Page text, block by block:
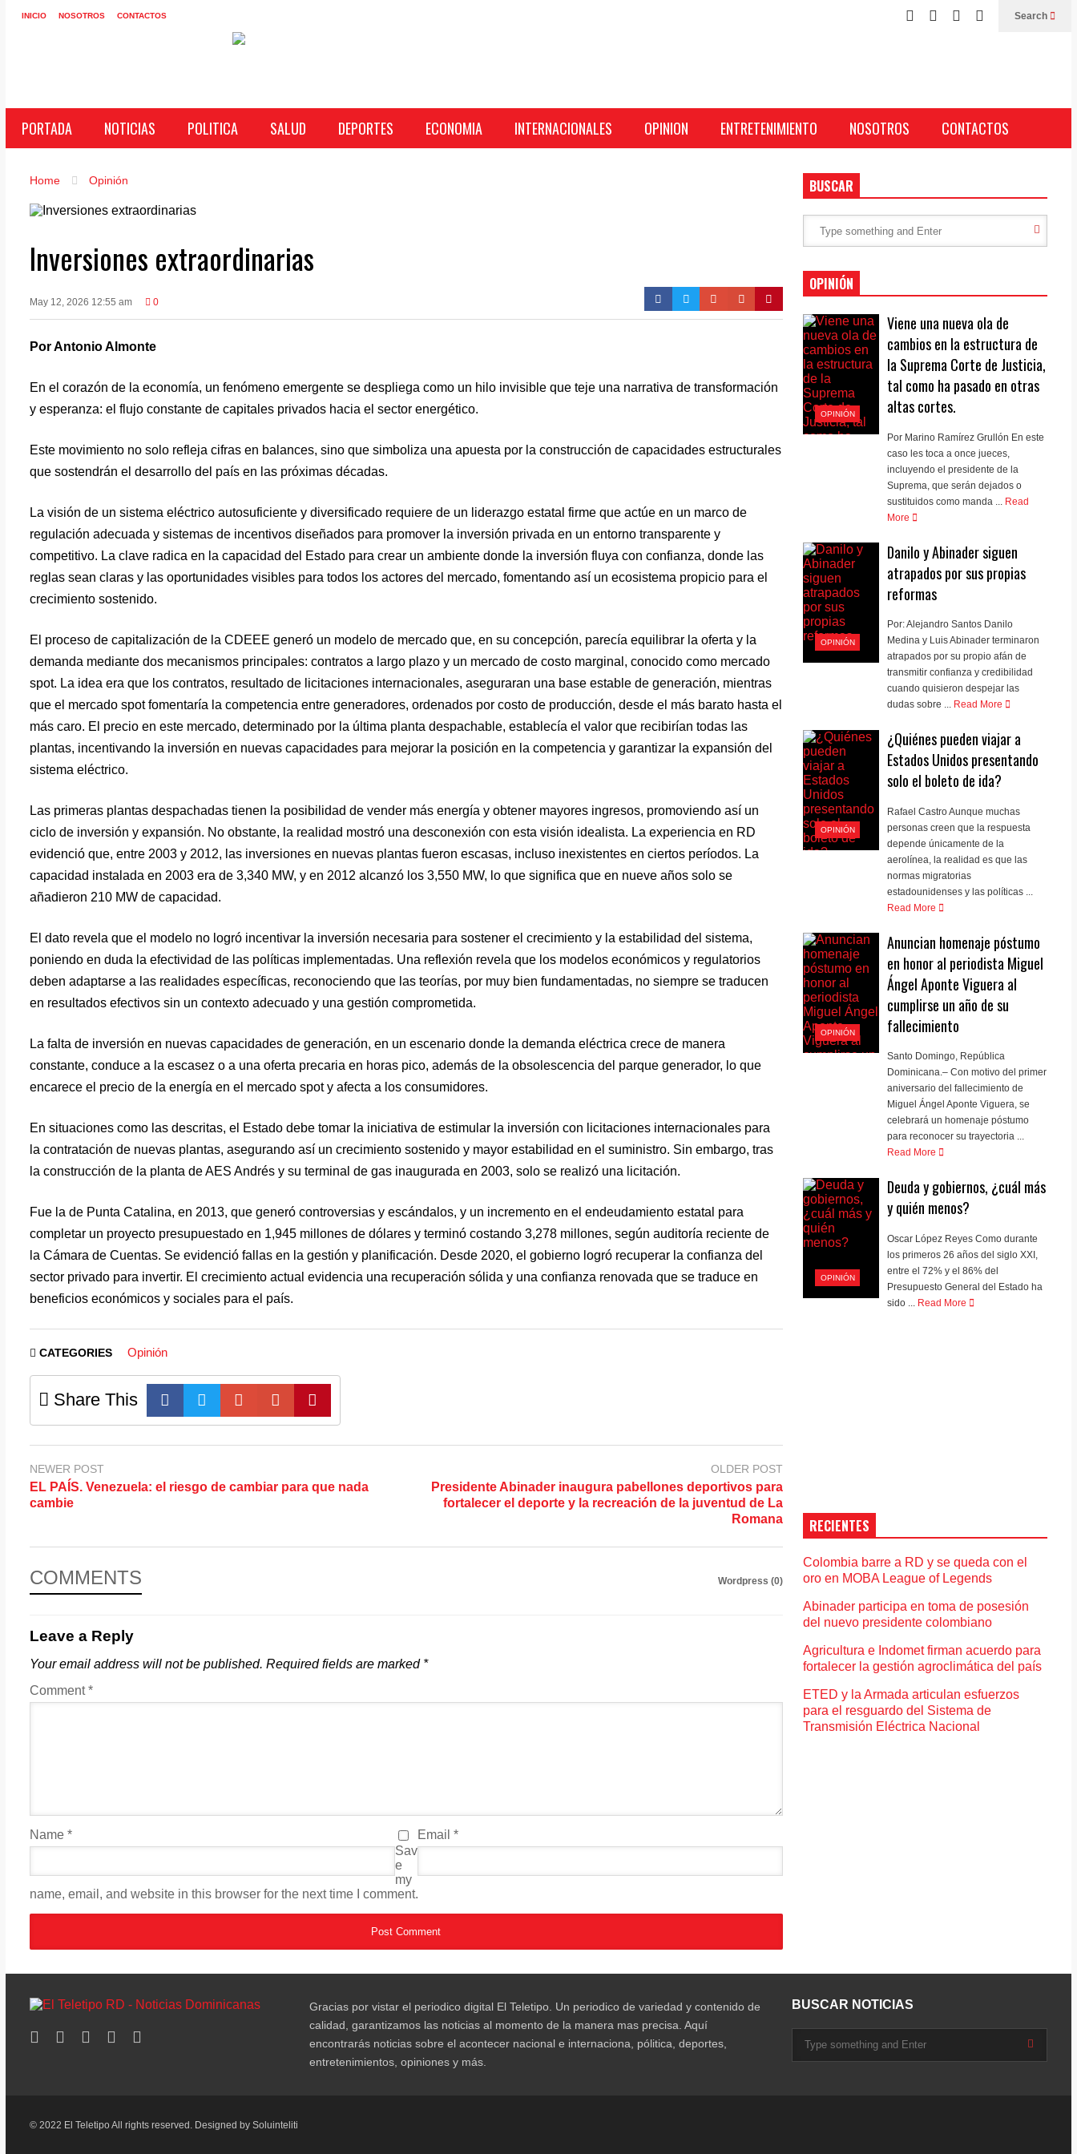
INICIO NOSOTROS CONTACTOS Search
PORTADA NOTICIAS POLITICA SALUD DEPORTES ECONOMIA INTERNACIONALES OPINION ENTRETENIMIENTO NOSOTROS CONTACTOS
Home Opinión
Inversiones extraordinarias
May 12, 2026 12:55 am 0
Por Antonio Almonte
En el corazón de la economía, un fenómeno emergente se despliega como un hilo invisible que teje una narrativa de transformación
y esperanza: el flujo constante de capitales privados hacia el sector energético.
Este movimiento no solo refleja cifras en balances, sino que simboliza una apuesta por la construcción de capacidades estructurales
que sostendrán el desarrollo del país en las próximas décadas.
La visión de un sistema eléctrico autosuficiente y diversificado requiere de un liderazgo estatal firme que actúe en un marco de
regulación adecuada y sistemas de incentivos diseñados para promover la inversión privada en un entorno transparente y
competitivo. La clave radica en la capacidad del Estado para crear un ambiente donde la inversión fluya con confianza, donde las
reglas sean claras y las oportunidades visibles para todos los actores del mercado, fomentando así un ecosistema propicio para el
crecimiento sostenido.
El proceso de capitalización de la CDEEE generó un modelo de mercado que, en su concepción, parecía equilibrar la oferta y la
demanda mediante dos mecanismos principales: contratos a largo plazo y un mercado de costo marginal, conocido como mercado
spot. La idea era que los contratos, resultado de licitaciones internacionales, aseguraran una base estable de generación, mientras
que el mercado spot fomentaría la competencia entre generadores, ordenados por costo de producción, desde el más barato hasta el
más caro. El precio en este mercado, determinado por la última planta despachable, establecía el valor que recibirían todas las
plantas, incentivando la inversión en nuevas capacidades para mejorar la posición en la competencia y garantizar la expansión del
sistema eléctrico.
Las primeras plantas despachadas tienen la posibilidad de vender más energía y obtener mayores ingresos, promoviendo así un
ciclo de inversión y expansión. No obstante, la realidad mostró una desconexión con esta visión idealista. La experiencia en RD
evidenció que, entre 2003 y 2012, las inversiones en nuevas plantas fueron escasas, incluso inexistentes en ciertos períodos. La
capacidad instalada en 2003 era de 3,340 MW, y en 2012 alcanzó los 3,550 MW, lo que significa que en nueve años solo se
añadieron 210 MW de capacidad.
El dato revela que el modelo no logró incentivar la inversión necesaria para sostener el crecimiento y la estabilidad del sistema,
poniendo en duda la efectividad de las políticas implementadas. Una reflexión revela que los modelos económicos y regulatorios
deben adaptarse a las realidades específicas, reconociendo que las teorías, por muy bien fundamentadas, no siempre se traducen
en resultados efectivos sin un contexto adecuado y una gestión comprometida.
La falta de inversión en nuevas capacidades de generación, en un escenario donde la demanda eléctrica crece de manera
constante, conduce a la escasez o a una oferta precaria en horas pico, además de la obsolescencia del parque generador, lo que
encarece el precio de la energía en el mercado spot y afecta a los consumidores.
En situaciones como las descritas, el Estado debe tomar la iniciativa de estimular la inversión con licitaciones internacionales para
la contratación de nuevas plantas, asegurando así un crecimiento sostenido y mayor estabilidad en el suministro. Sin embargo, tras
la construcción de la planta de AES Andrés y su terminal de gas inaugurada en 2003, solo se realizó una licitación.
Fue la de Punta Catalina, en 2013, que generó controversias y escándalos, y un incremento en el endeudamiento estatal para
completar un proyecto presupuestado en 1,945 millones de dólares y terminó costando 3,278 millones, según auditoría reciente de
la Cámara de Cuentas. Se evidenció fallas en la gestión y planificación. Desde 2020, el gobierno logró recuperar la confianza del
sector privado para invertir. El crecimiento actual evidencia una recuperación sólida y una confianza renovada que se traduce en
beneficios económicos y sociales para el país.
CATEGORIES Opinión
Share This
NEWER POST
EL PAÍS. Venezuela: el riesgo de cambiar para que nada
cambie
OLDER POST
Presidente Abinader inaugura pabellones deportivos para
fortalecer el deporte y la recreación de la juventud de La
Romana
COMMENTS Wordpress (0)
Leave a Reply
Your email address will not be published. Required fields are marked *
Comment*
Name * Email *
Sav
e
my
name, email, and website in this browser for the next time I comment.
BUSCAR
OPINIÓN
OPINIÓN
Viene una nueva ola de
cambios en la estructura de
la Suprema Corte de Justicia,
tal como ha pasado en otras
altas cortes.
Por Marino Ramírez Grullón En este
caso les toca a once jueces,
incluyendo el presidente de la
Suprema, que serán dejados o
sustituidos como manda ...
Read
More
OPINIÓN
Danilo y Abinader siguen
atrapados por sus propias
reformas
Por: Alejandro Santos Danilo
Medina y Luis Abinader terminaron
atrapados por su propio afán de
transmitir confianza y credibilidad
cuando quisieron despejar las
dudas sobre ... Read More
OPINIÓN
¿Quiénes pueden viajar a
Estados Unidos presentando
solo el boleto de ida?
Rafael Castro Aunque muchas
personas creen que la respuesta
depende únicamente de la
aerolínea, la realidad es que las
normas migratorias
estadounidenses y las políticas ...
Read More
OPINIÓN
Anuncian homenaje póstumo
en honor al periodista Miguel
Ángel Aponte Viguera al
cumplirse un año de su
fallecimiento
Santo Domingo, República
Dominicana.– Con motivo del primer
aniversario del fallecimiento de
Miguel Ángel Aponte Viguera, se
celebrará un homenaje póstumo
para reconocer su trayectoria ...
Read More
OPINIÓN
Deuda y gobiernos, ¿cuál más
y quién menos?
Oscar López Reyes Como durante
los primeros 26 años del siglo XXI,
entre el 72% y el 86% del
Presupuesto General del Estado ha
sido ... Read More
RECIENTES
Colombia barre a RD y se queda con el
oro en MOBA League of Legends
Abinader participa en toma de posesión
del nuevo presidente colombiano
Agricultura e Indomet firman acuerdo para
fortalecer la gestión agroclimática del país
ETED y la Armada articulan esfuerzos
para el resguardo del Sistema de
Transmisión Eléctrica Nacional
Gracias por vistar el periodico digital El Teletipo. Un periodico de variedad y contenido de
calidad, garantizamos las noticias al momento de la manera mas precisa. Aquí
encontrarás noticias sobre el acontecer nacional e internaciona, pólitica, deportes,
entretenimientos, opiniones y más.
BUSCAR NOTICIAS
© 2022 El Teletipo All rights reserved. Designed by Soluinteliti